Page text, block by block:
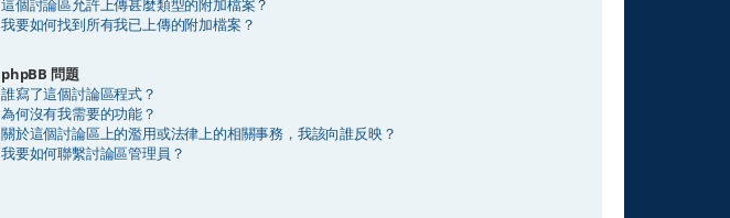
這個討論區允許上傳甚麼類型的附加檔案？
我要如何找到所有我已上傳的附加檔案？
phpBB 問題
誰寫了這個討論區程式？
為何沒有我需要的功能？
關於這個討論區上的濫用或法律上的相關事務，我該向誰反映？
我要如何聯繫討論區管理員？